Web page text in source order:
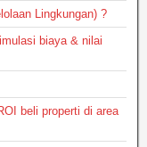
Lingkungan) ?
biaya & nilai
beli properti di area